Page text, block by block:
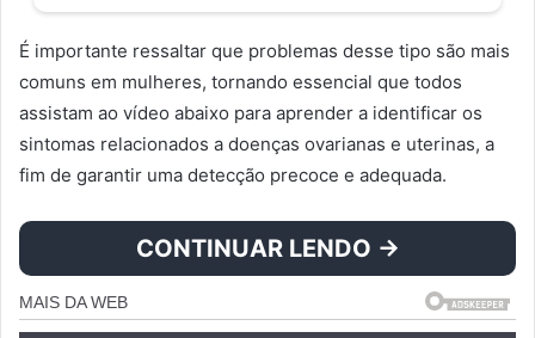
É importante ressaltar que problemas desse tipo são mais
comuns em mulheres, tornando essencial que todos
assistam ao vídeo abaixo para aprender a identificar os
sintomas relacionados a doenças ovarianas e uterinas, a
fim de garantir uma detecção precoce e adequada.
CONTINUAR LENDO →